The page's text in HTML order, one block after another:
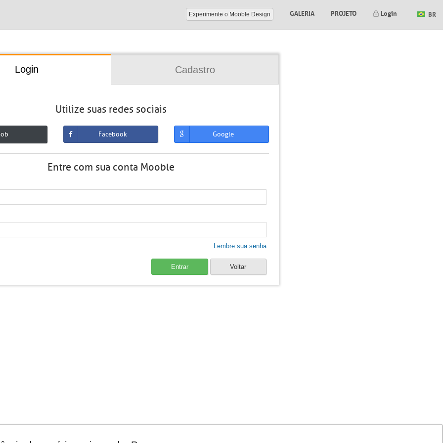
Experimente o Mooble Design GALERIA PROJETO Login BR
Login Cadastro
Utilize suas redes sociais
Facebook Google
Entre com sua conta Mooble
Lembre sua senha
Entrar Voltar